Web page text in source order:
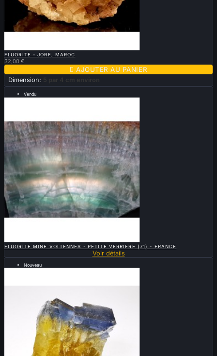
FLUORITE - JORF, MAROC
32,00 €
 AJOUTER AU PANIER
Dimension: 5 par 4 cm environ
Vendu
Moitié quartz /Moitié fluorite
FLUORITE MINE VOLTENNES - PETITE VERRIERE (71) - FRANCE
Voir détails
Nouveau